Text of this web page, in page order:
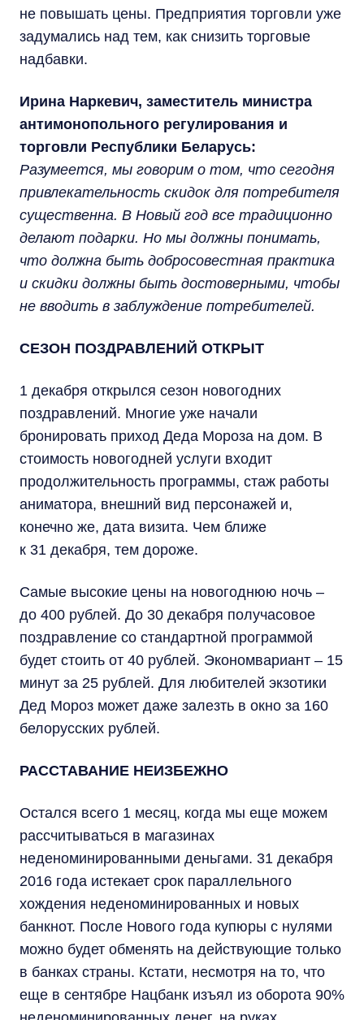
не повышать цены. Предприятия торговли уже
задумались над тем, как снизить торговые
надбавки.
Ирина Наркевич, заместитель министра
антимонопольного регулирования и
торговли Республики Беларусь:
Разумеется, мы говорим о том, что сегодня
привлекательность скидок для потребителя
существенна. В Новый год все традиционно
делают подарки. Но мы должны понимать,
что должна быть добросовестная практика
и скидки должны быть достоверными, чтобы
не вводить в заблуждение потребителей.
СЕЗОН ПОЗДРАВЛЕНИЙ ОТКРЫТ
1 декабря открылся сезон новогодних
поздравлений. Многие уже начали
бронировать приход Деда Мороза на дом. В
стоимость новогодней услуги входит
продолжительность программы, стаж работы
аниматора, внешний вид персонажей и,
конечно же, дата визита. Чем ближе
к 31 декабря, тем дороже.
Самые высокие цены на новогоднюю ночь –
до 400 рублей. До 30 декабря получасовое
поздравление со стандартной программой
будет стоить от 40 рублей. Экономвариант – 15
минут за 25 рублей. Для любителей экзотики
Дед Мороз может даже залезть в окно за 160
белорусских рублей.
РАССТАВАНИЕ НЕИЗБЕЖНО
Остался всего 1 месяц, когда мы еще можем
рассчитываться в магазинах
неденоминированными деньгами. 31 декабря
2016 года истекает срок параллельного
хождения неденоминированных и новых
банкнот. После Нового года купюры с нулями
можно будет обменять на действующие только
в банках страны. Кстати, несмотря на то, что
еще в сентябре Нацбанк изъял из оборота 90%